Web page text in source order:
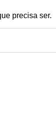
precisa ser.